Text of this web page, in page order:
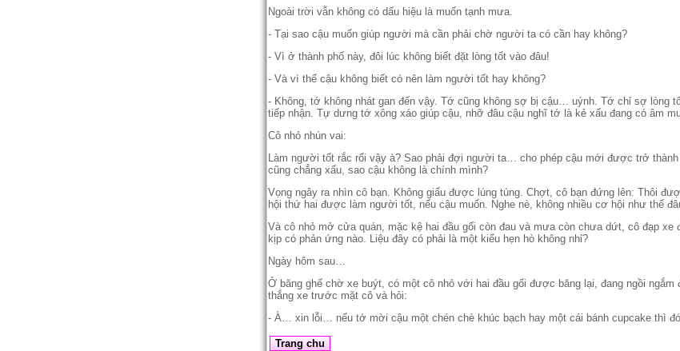
Ngoài trời vẫn không có dấu hiệu là muốn tạnh mưa.
- Tại sao cậu muốn giúp người mà cần phải chờ người ta có cần hay không?
- Vì ở thành phố này, đôi lúc không biết đặt lòng tốt vào đâu!
- Và vì thế cậu không biết có nên làm người tốt hay không?
- Không, tớ không nhát gan đến vậy. Tớ cũng không sợ bị cậu… uýnh. Tớ chỉ sợ lòng
tiếp nhận. Tự dưng tớ xông xáo giúp cậu, nhỡ đâu cậu nghĩ tớ là kẻ xấu đang có âm
Cô nhỏ nhún vai:
Làm người tốt rắc rối vậy à? Sao phải đợi người ta… cho phép cậu mới được trở
cũng chẳng xấu, sao cậu không là chính mình?
Vọng ngây ra nhìn cô bạn. Không giấu được lúng túng. Chợt, cô bạn đứng lên: Thôi
hội thứ hai được làm người tốt, nếu cậu muốn. Nghe nè, không nhiều cơ hội như thế
Và cô nhỏ mở cửa quán, mặc kệ hai đầu gối còn đau và mưa còn chưa dứt, cô đạp xe
kịp có phản ứng nào. Liệu đây có phải là một kiểu hẹn hò không nhỉ?
Ngày hôm sau…
Ở băng ghế chờ xe buýt, có một cô nhỏ với hai đầu gối được băng lại, đang ngồi ngắm
thắng xe trước mặt cô và hỏi:
- À… xin lỗi… nếu tớ mời cậu một chén chè khúc bạch hay một cái bánh cupcake thì